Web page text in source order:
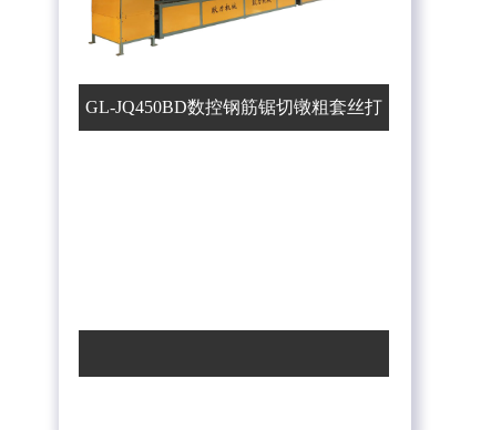
GL-JQ450BD数控钢筋锯切镦粗套丝打